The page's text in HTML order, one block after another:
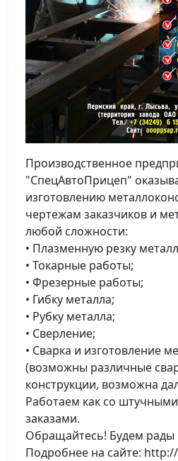
Производственное
"СпецАвтоПрицеп"
изготовлению
чертежам заказчиков и
любой сложности:
• Плазменную резку
• Токарные работы;
• Фрезерные работы;
• Гибку металла;
• Рубку металла;
• Сверление;
• Сварка и изготовление
(возможны различные
конструкции, возможна
Работаем как со
заказами.
Обращайтесь! Будем
Подробнее на сайте: http://